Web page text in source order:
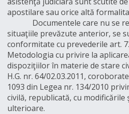
apostilare sau orice altă
Documentele care nu se
situaţiile prevăzute anterior, se
conformitate cu prevederile art.
Metodologia cu privire la
dispoziţiilor în materie de stare
H.G. nr. 64/02.03.2011,
1093 din Legea nr. 134/2010
civilă, republicată, cu modificările
ulterioare.